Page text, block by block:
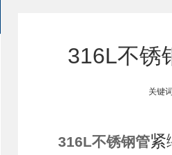
316L不锈
关键
316L不锈钢管紧